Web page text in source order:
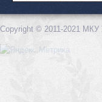
Copyright © 2011-2021 МКУ